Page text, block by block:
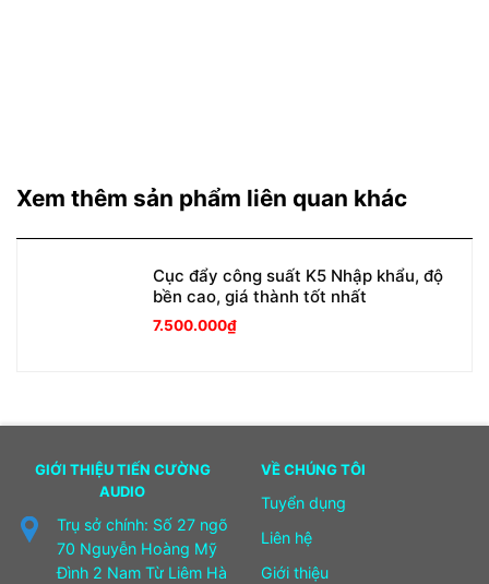
Xem thêm sản phẩm liên quan khác
Cục đẩy công suất K5 Nhập khẩu, độ
bền cao, giá thành tốt nhất
7.500.000₫
GIỚI THIỆU TIẾN CƯỜNG
AUDIO
Trụ sở chính: Số 27 ngõ
70 Nguyễn Hoàng Mỹ
Đình 2 Nam Từ Liêm Hà
VỀ CHÚNG TÔI
Tuyển dụng
Liên hệ
Giới thiệu